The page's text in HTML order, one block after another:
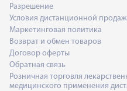
Разрешение
Условия дистанционной
Маркетинговая политика
Возврат и обмен товаров
Договор оферты
Обратная связь
Розничная торговля
медицинского применения